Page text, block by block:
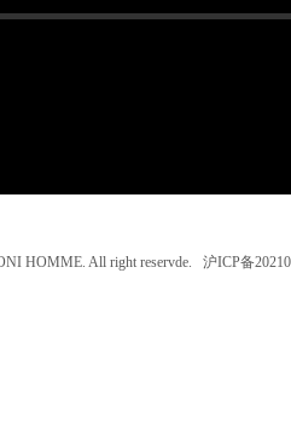
HOMME. All right reservde. 沪ICP备